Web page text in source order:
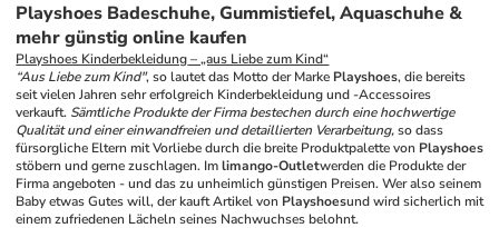
Playshoes Badeschuhe, Gummistiefel, Aquaschuhe &
mehr günstig online kaufen
Playshoes Kinderbekleidung – „aus Liebe zum Kind“
“Aus Liebe zum Kind", so lautet das Motto der Marke Playshoes, die bereits
seit vielen Jahren sehr erfolgreich Kinderbekleidung und -Accessoires
verkauft. Sämtliche Produkte der Firma bestechen durch eine hochwertige
Qualität und einer einwandfreien und detaillierten Verarbeitung, so dass
fürsorgliche Eltern mit Vorliebe durch die breite Produktpalette von Playshoes
stöbern und gerne zuschlagen. Im limango-Outletwerden die Produkte der
Firma angeboten - und das zu unheimlich günstigen Preisen. Wer also seinem
Baby etwas Gutes will, der kauft Artikel von Playshoesund wird sicherlich mit
einem zufriedenen Lächeln seines Nachwuchses belohnt.